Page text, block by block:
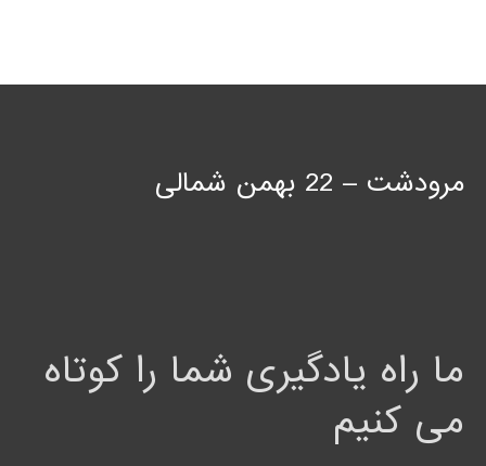
مرودشت – 22 بهمن شمالی
ما راه یادگیری شما را کوتاه
می کنیم